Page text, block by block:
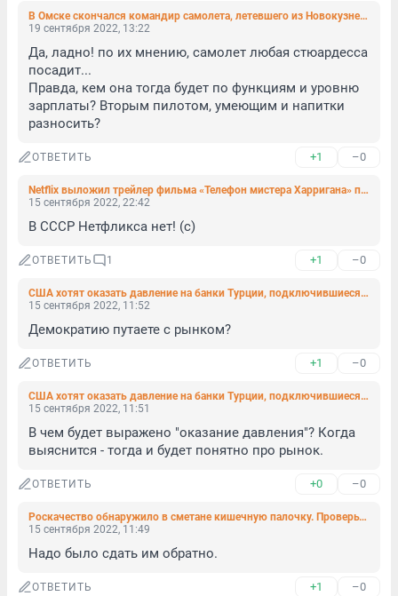
В Омске скончался командир самолета, летевшего из Новокузнецка в Петербург
19 сентября 2022, 13:22
Да, ладно! по их мнению, самолет любая стюардесса
посадит...
Правда, кем она тогда будет по функциям и уровню
зарплаты? Вторым пилотом, умеющим и напитки
разносить?
ОТВЕТИТЬ +1 –0
Netflix выложил трейлер фильма «Телефон мистера Харригана» по Стивену Кингу
15 сентября 2022, 22:42
В СССР Нетфликса нет! (с)
ОТВЕТИТЬ 1 +1 –0
США хотят оказать давление на банки Турции, подключившиеся к системе «Мир»
15 сентября 2022, 11:52
Демократию путаете с рынком?
ОТВЕТИТЬ +1 –0
США хотят оказать давление на банки Турции, подключившиеся к системе «Мир»
15 сентября 2022, 11:51
В чем будет выражено "оказание давления"? Когда
выяснится - тогда и будет понятно про рынок.
ОТВЕТИТЬ +0 –0
Роскачество обнаружило в сметане кишечную палочку. Проверьте, не такую ли вы покупаете
15 сентября 2022, 11:49
Надо было сдать им обратно.
ОТВЕТИТЬ +1 –0